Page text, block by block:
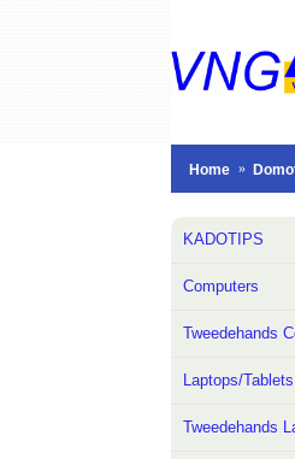
Home
KADOTIPS
Computers
Tweedehands
Laptops/Tablets
Tweedehands